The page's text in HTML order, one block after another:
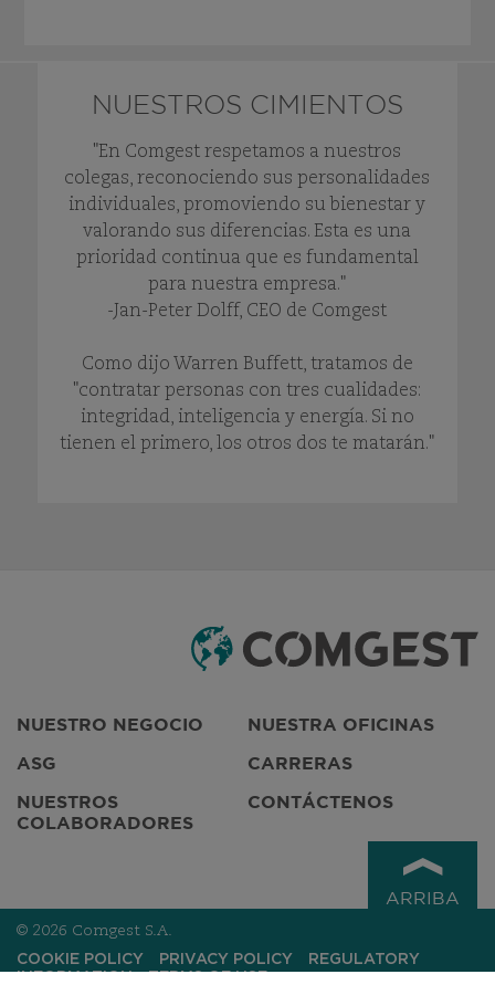
NUESTROS CIMIENTOS
"En Comgest respetamos a nuestros
colegas, reconociendo sus personalidades
individuales, promoviendo su bienestar y
valorando sus diferencias. Esta es una
prioridad continua que es fundamental
para nuestra empresa."
-Jan-Peter Dolff, CEO de Comgest
Como dijo Warren Buffett, tratamos de
"contratar personas con tres cualidades:
integridad, inteligencia y energía. Si no
tienen el primero, los otros dos te matarán."
NUESTRO NEGOCIO
ASG
NUESTROS
COLABORADORES
NUESTRA OFICINAS
CARRERAS
CONTÁCTENOS
© 2026 Comgest S.A.
COOKIE POLICY
PRIVACY POLICY
REGULATORY
ARRIBA